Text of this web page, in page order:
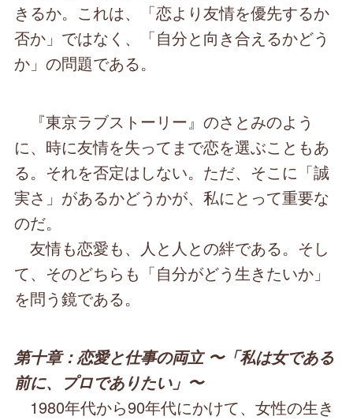
きるか。これは、「恋より友情を優先するか
否か」ではなく、「自分と向き合えるかどう
か」の問題である。
『東京ラブストーリー』のさとみのよう
に、時に友情を失ってまで恋を選ぶこともあ
る。それを否定はしない。ただ、そこに「誠
実さ」があるかどうかが、私にとって重要な
のだ。
友情も恋愛も、人と人との絆である。そし
て、そのどちらも「自分がどう生きたいか」
を問う鏡である。
第十章：恋愛と仕事の両立 〜「私は女である
前に、プロでありたい」〜
1980年代から90年代にかけて、女性の生き